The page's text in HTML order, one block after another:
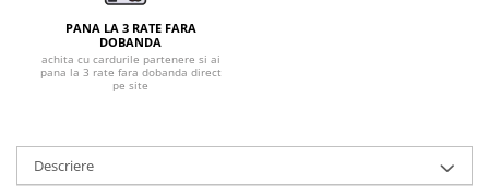
Pentru copii
Pentru femei
PANA LA 3 RATE FARA
DOBANDA
achita cu cardurile partenere si ai
pana la 3 rate fara dobanda direct
pe site
Descriere